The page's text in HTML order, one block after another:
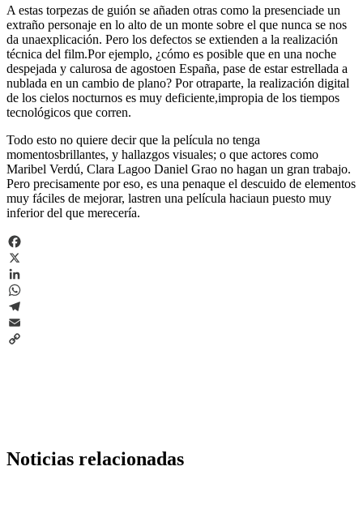
A estas torpezas de guión se añaden otras como la presenciade un
extraño personaje en lo alto de un monte sobre el que nunca se nos
da unaexplicación. Pero los defectos se extienden a la realización
técnica del film.Por ejemplo, ¿cómo es posible que en una noche
despejada y calurosa de agostoen España, pase de estar estrellada a
nublada en un cambio de plano? Por otraparte, la realización digital
de los cielos nocturnos es muy deficiente,impropia de los tiempos
tecnológicos que corren.
Todo esto no quiere decir que la película no tenga
momentosbrillantes, y hallazgos visuales; o que actores como
Maribel Verdú, Clara Lagoo Daniel Grao no hagan un gran trabajo.
Pero precisamente por eso, es una penaque el descuido de elementos
muy fáciles de mejorar, lastren una película haciaun puesto muy
inferior del que merecería.
Facebook
X
LinkedIn
WhatsApp
Telegram
Email
Noticias relacionadas